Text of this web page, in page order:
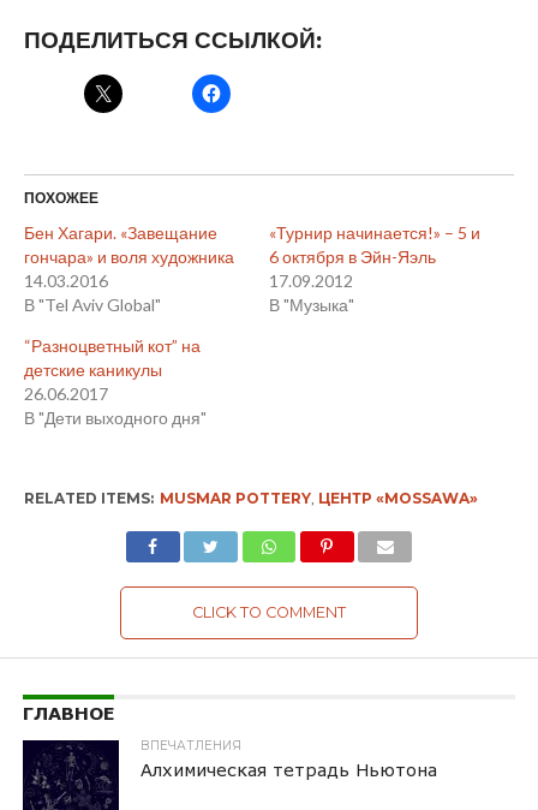
ПОДЕЛИТЬСЯ ССЫЛКОЙ:
ПОХОЖЕЕ
Бен Хагари. «Завещание
гончара» и воля художника
14.03.2016
В "Tel Aviv Global"
«Турнир начинается!» – 5 и
6 октября в Эйн-Яэль
17.09.2012
В "Музыка"
“Разноцветный кот” на
детские каникулы
26.06.2017
В "Дети выходного дня"
RELATED ITEMS: MUSMAR POTTERY, ЦЕНТР «MOSSAWA»
CLICK TO COMMENT
ГЛАВНОЕ
ВПЕЧАТЛЕНИЯ
Алхимическая тетрадь Ньютона